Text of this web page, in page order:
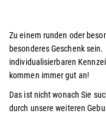
Zu einem runden oder
besonderes Geschenk
individualisierbaren
kommen immer gut an!
Das ist nicht wonach Sie
durch unsere weiteren